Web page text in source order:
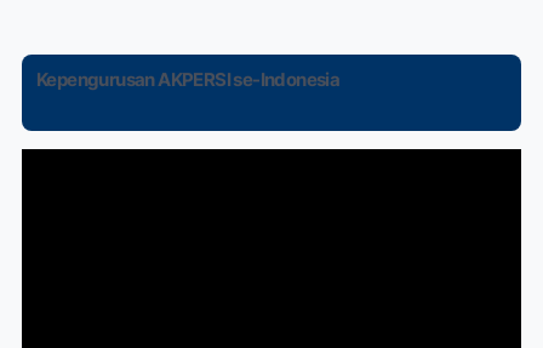
Kepengurusan AKPERSI se-Indonesia